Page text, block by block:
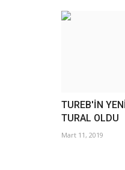
TUREB'İN
TURAL OLDU
Mart 11, 2019